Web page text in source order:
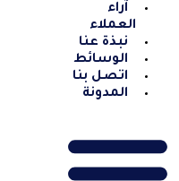
آراء
العملاء
نبذة عنا
الوسائط
اتصل بنا
المدونة